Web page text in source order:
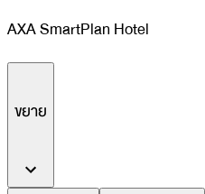
AXA SmartPlan Hotel
ขยาย